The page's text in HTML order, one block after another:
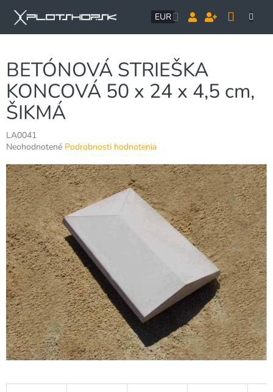
obsah
EUR
BETÓNOVÁ STRIEŠKA
KONCOVÁ 50 x 24 x 4,5 cm,
ŠIKMÁ
LA0041
Priemerné
produktu
je
0,0
z
5
hviezdičiek.
Neohodnotené Podrobnosti hodnotenia